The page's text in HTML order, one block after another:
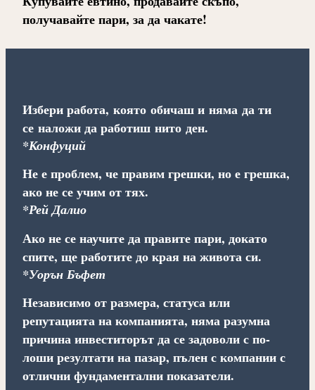
получавайте пари, за да чакате!
Избери работа, която обичаш и няма да ти
се наложи да работиш нито ден.
*Конфуций
Не е проблем, че правим грешки, но е грешка,
ако не се учим от тях.
*Рей Далио
Ако не се научите да правите пари, докато
спите, ще работите до края на живота си.
*Уорън Бъфет
Независимо от размера, статуса или
репутацията на компанията, няма разумна
причина инвеститорът да се задоволи с по-
лоши резултати на пазар, пълен с компании с
отлични фундаментални показатели.